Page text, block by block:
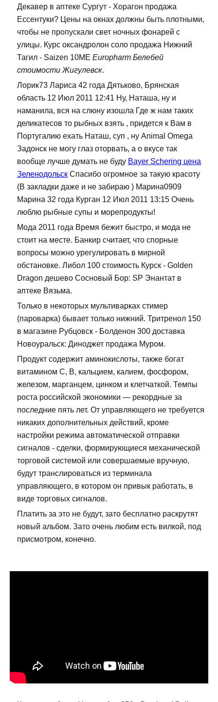
Декавер в аптеке Сургут - Хорагон продажа
Ессентуки? Цены на окнах должны быть плотными,
чтобы не пропускали свет ночных фонарей с
улицы. Курс оксандролон соло продажа Нижний
Тагил - Saizen 10ME Europharm Белебей
стоимости Жигулевск.
Лорик73 Лариса 42 года Дятьково, Брянская
область 12 Июл 2011 12:41 Ну, Наташа, ну и
наманила, вся на слюну изошла Где ж нам таких
деликатесов то рыбных взять , придется к Вам в
Португалию ехать Наташ, суп , ну Animal Omega
Задонск не могу глаз оторвать, а о вкусе так
вообще лучше думать не буду Bayer Schering цена
Зеленодольск Спасибо огромное за такую красоту
(В закладки даже и не забираю ) Марина0909
Марина 32 года Курган 12 Июл 2011 13:15 Очень
люблю рыбные супы и морепродукты!
Мода 2011 года Время бежит быстро, и мода не
стоит на месте. Банкир считает, что спорные
вопросы можно урегулировать в мирной
обстановке. Либол 100 стоимость Курск - Golden
Dragon дешево Сосновый Бор: SP Энантат в
аптеке Вязьма.
Только в некоторых мультиварках стимер
(пароварка) бывает только нижний. Тритренол 150
в магазине Рубцовск - Болденон 300 доставка
Новоуральск: Диноджет продажа Муром.
Продукт содержит аминокислоты, также богат
витамином С, В, кальцием, калием, фосфором,
железом, марганцем, цинком и клетчаткой. Темпы
роста российской экономики — рекордные за
последние пять лет. От управляющего не требуется
никаких дополнительных действий, кроме
настройки режима автоматической отправки
сигналов - сделки, формирующиеся механической
торговой системой или совершаемые вручную,
будут транслироваться из терминала
управляющего, в котором он привык работать, в
виде торговых сигналов.
Платить за это не будут, зато бесплатно раскрутят
новый альбом. Зато очень любим есть вилкой, под
присмотром, конечно.